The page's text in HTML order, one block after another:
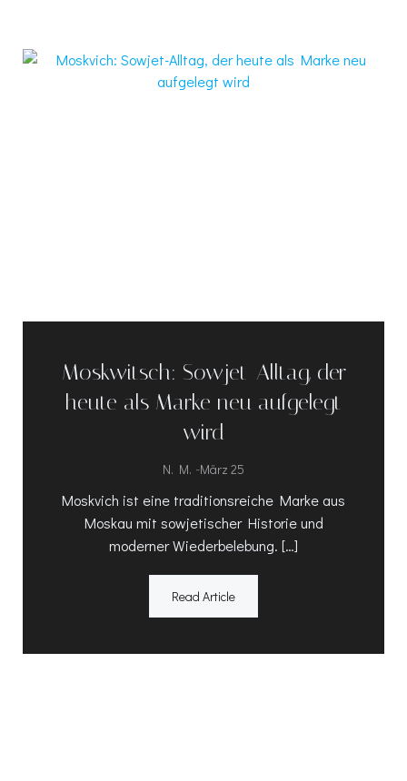
Moskwitsch: Sowjet-Alltag, der
heute als Marke neu aufgelegt
wird
N. M. -März 25
Moskvich ist eine traditionsreiche Marke aus
Moskau mit sowjetischer Historie und
moderner Wiederbelebung. […]
Read Article